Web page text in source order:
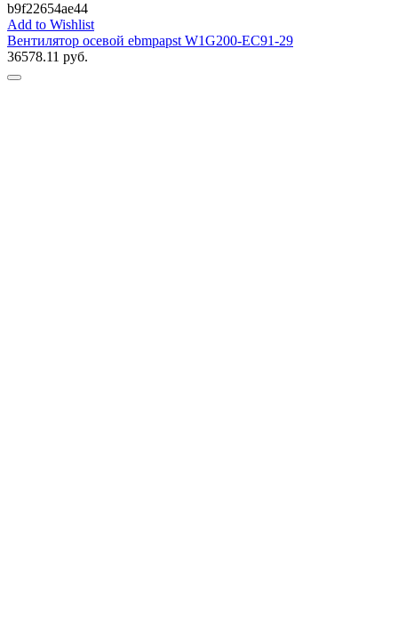
b9f22654ae44
Add to Wishlist
Вентилятор осевой ebmpapst W1G200-EC91-29
36578.11 руб.